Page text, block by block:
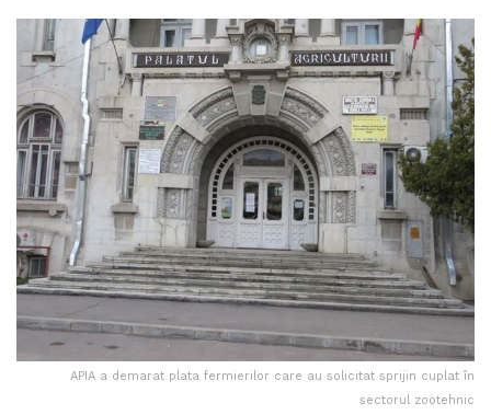
APIA a demarat plata fermierilor care au solicitat sprijin cuplat în
sectorul zootehnic